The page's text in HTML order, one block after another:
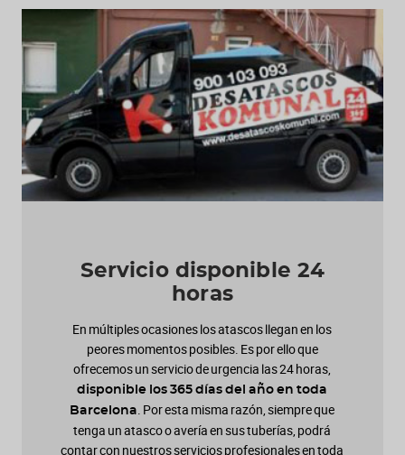
Servicio disponible 24
horas
En múltiples ocasiones los atascos llegan en los
peores momentos posibles. Es por ello que
ofrecemos un servicio de urgencia las 24 horas,
disponible los 365 días del año en toda
Barcelona . Por esta misma razón, siempre que
tenga un atasco o avería en sus tuberías, podrá
contar con nuestros servicios profesionales en toda